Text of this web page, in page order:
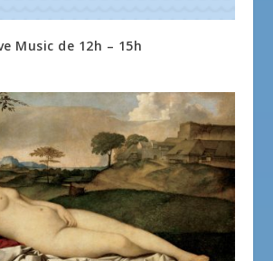
Music de 12h – 15h